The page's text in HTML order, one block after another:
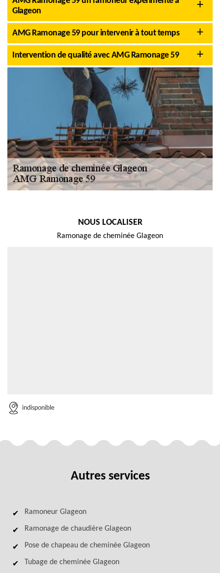
Glageon
AMG Ramonage 59 pour intervenir à tout temps
Intervention de qualité avec AMG Ramonage 59
NOUS LOCALISER
Ramonage de cheminée Glageon
indisponible
Autres services
Ramoneur Glageon
Ramonage de chaudière Glageon
Pose de chapeau de cheminée Glageon
Tubage de cheminée Glageon